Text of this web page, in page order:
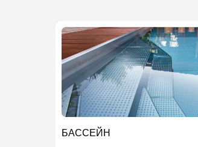
БАССЕЙН